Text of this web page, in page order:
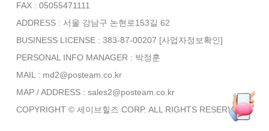
FAX : 05055471111
ADDRESS : 서울 강남구 논현로153길 62
BUSINESS LICENSE : 383-87-00207 [사업자정보확인]
PERSONAL INFO MANAGER : 박정훈
MAIL : md2@posteam.co.kr
MAP / ADDRESS : sales2@posteam.co.kr
COPYRIGHT © 세이브힐즈 CORP. ALL RIGHTS RESERVED.